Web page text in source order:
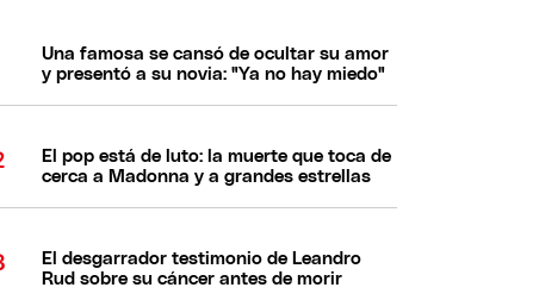
Una famosa se cansó de ocultar su amor
y presentó a su novia: "Ya no hay miedo"
El pop está de luto: la muerte que toca de
cerca a Madonna y a grandes estrellas
El desgarrador testimonio de Leandro
Rud sobre su cáncer antes de morir